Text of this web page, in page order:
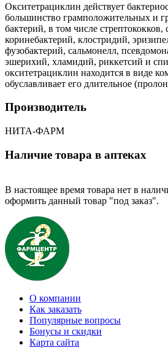
Окситетрациклин действует
большинство грамположительных и
бактерий, в том числе стрептококков,
коринебактерий, клостридий,
фузобактерий, сальмонелл,
эшерихий, хламидий, риккетсий и
окситетрациклин находится в виде
обуславливает его длительное
Производитель
НИТА-ФАРМ
Наличие товара в аптеках
В настоящее время товара нет в
оформить данный товар "под заказ".
О компании
Как заказать
Популярные вопросы
Бонусы и скидки
Карта сайта